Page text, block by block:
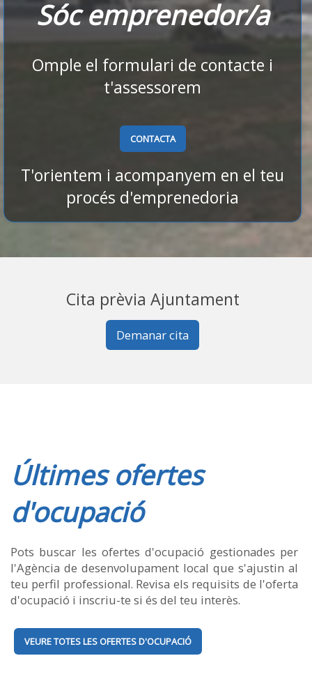
Sóc emprenedor/a
Omple el formulari de contacte i
t'assessorem
CONTACTA
T'orientem i acompanyem en el teu
procés d'emprenedoria
Cita prèvia Ajuntament
Demanar cita
Últimes ofertes
d'ocupació
Pots buscar les ofertes d'ocupació gestionades per
l'Agència de desenvolupament local que s'ajustin al
teu perfil professional. Revisa els requisits de l'oferta
d'ocupació i inscriu-te si és del teu interès.
VEURE TOTES LES OFERTES D'OCUPACIÓ